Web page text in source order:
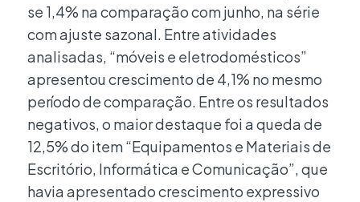
se 1,4% na comparação com junho, na série
com ajuste sazonal. Entre atividades
analisadas, “móveis e eletrodomésticos”
apresentou crescimento de 4,1% no mesmo
período de comparação. Entre os resultados
negativos, o maior destaque foi a queda de
12,5% do item “Equipamentos e Materiais de
Escritório, Informática e Comunicação”, que
havia apresentado crescimento expressivo